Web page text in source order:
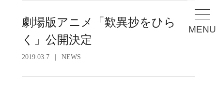
MENU
劇場版アニメ「歎異抄をひら
く」公開決定
2019.03.7 NEWS